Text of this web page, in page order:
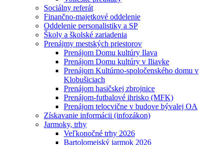
Sociálny referát
Finančno-majetkové oddelenie
Oddelenie personalistiky a SP
Školy a školské zariadenia
Prenájmy mestských priestorov
Prenájom Domu kultúry Ilava
Prenájom Domu kultúry v Iliavke
Prenájom Kultúrno-spoločenského domu v
Klobušiciach
Prenájom hasičskej zbrojnice
Prenájom-futbalové ihrisko (MFK)
Prenájom telocvične v budove bývalej OA
Získavanie informácii (infozákon)
Jarmoky, trhy
Veľkonočné trhy 2026
Bartolomejský jarmok 2026